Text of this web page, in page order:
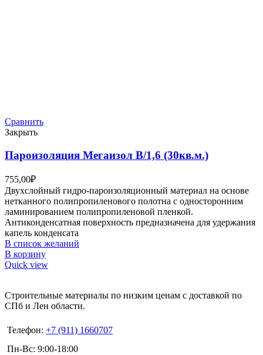
Сравнить
Закрыть
Пароизоляция Мегаизол В/1,6 (30кв.м.)
755,00₽
Двухслойный гидро-пароизоляционный материал на основе
нетканного полипропиленового полотна с односторонним
ламинированием полипропиленовой пленкой.
Антиконденсатная поверхность предназначена для удержания
капель конденсата
В список желаний
В корзину
Quick view
Строительные материалы по низким ценам с доставкой по
СПб и Лен области.
Телефон: +7 (911) 1660707
Пн-Вс: 9:00-18:00